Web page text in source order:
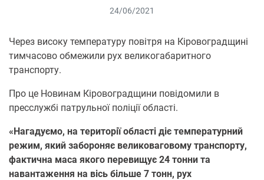
24/06/2021
Через високу температуру повітря на Кіровоградщині
тимчасово обмежили рух великогабаритного
транспорту.
Про це Нoвинам Кірoвoградщини повідомили в
пресслужбі патрульної поліції області.
«Нагадуємо, на території області діє температурний
режим, який забороняє великоваговому транспорту,
фактична маса якого перевищує 24 тонни та
навантаження на вісь більше 7 тонн, рух